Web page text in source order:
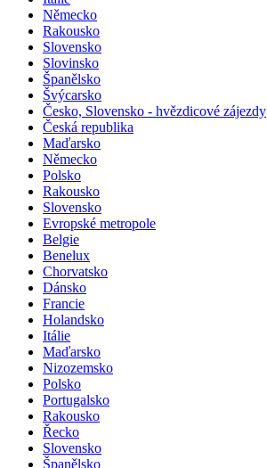
Německo
Rakousko
Slovensko
Slovinsko
Španělsko
Švýcarsko
Česko, Slovensko - hvězdicové zájezdy
Česká republika
Maďarsko
Německo
Polsko
Rakousko
Slovensko
Evropské metropole
Belgie
Benelux
Chorvatsko
Dánsko
Francie
Holandsko
Itálie
Maďarsko
Nizozemsko
Polsko
Portugalsko
Rakousko
Řecko
Slovensko
Španělsko